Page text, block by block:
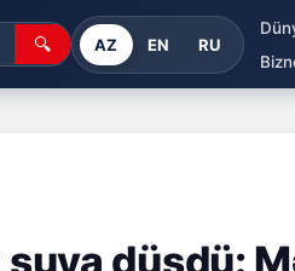
🔍 AZ EN RU
düşdü: